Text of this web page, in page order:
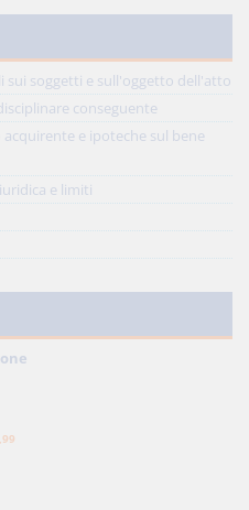
sui soggetti e sull'oggetto dell'atto
conseguente
e ipoteche sul bene
e limiti